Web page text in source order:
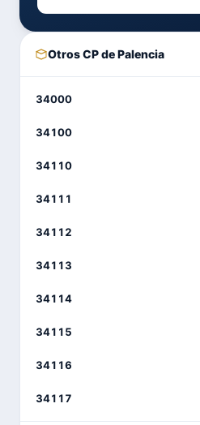
Otros CP de Palencia
34000
34100
34110
34111
34112
34113
34114
34115
34116
34117